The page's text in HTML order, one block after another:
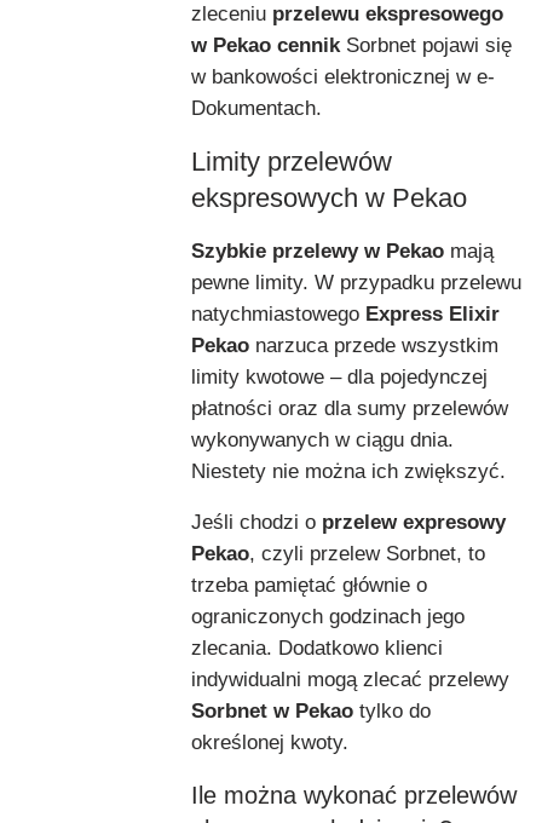
zleceniu przelewu ekspresowego
w Pekao cennik Sorbnet pojawi się
w bankowości elektronicznej w e-
Dokumentach.
Limity przelewów
ekspresowych w Pekao
Szybkie przelewy w Pekao mają
pewne limity. W przypadku przelewu
natychmiastowego Express Elixir
Pekao narzuca przede wszystkim
limity kwotowe – dla pojedynczej
płatności oraz dla sumy przelewów
wykonywanych w ciągu dnia.
Niestety nie można ich zwiększyć.
Jeśli chodzi o przelew expresowy
Pekao, czyli przelew Sorbnet, to
trzeba pamiętać głównie o
ograniczonych godzinach jego
zlecania. Dodatkowo klienci
indywidualni mogą zlecać przelewy
Sorbnet w Pekao tylko do
określonej kwoty.
Ile można wykonać przelewów